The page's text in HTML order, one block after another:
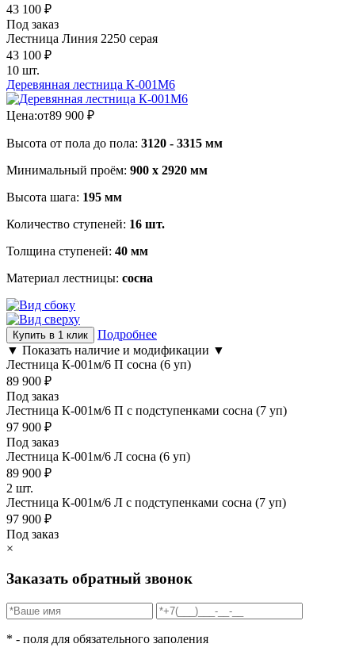
43 100 ₽
Под заказ
Лестница Линия 2250 серая
43 100 ₽
10 шт.
Деревянная лестница К-001М6
Цена:от89 900 ₽
Высота от пола до пола: 3120 - 3315 мм
Минимальный проём: 900 х 2920 мм
Высота шага: 195 мм
Количество ступеней: 16 шт.
Толщина ступеней: 40 мм
Материал лестницы: сосна
Купить в 1 клик
Подробнее
▼ Показать наличие и модификации ▼
Лестница К-001м/6 П сосна (6 уп)
89 900 ₽
Под заказ
Лестница К-001м/6 П c подступенками сосна (7 уп)
97 900 ₽
Под заказ
Лестница К-001м/6 Л сосна (6 уп)
89 900 ₽
2 шт.
Лестница К-001м/6 Л c подступенками сосна (7 уп)
97 900 ₽
Под заказ
×
Заказать обратный звонок
* - поля для обязательного заполения